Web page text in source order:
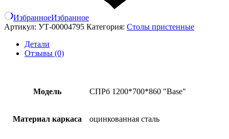
ИзбранноеИзбранное
Артикул: УТ-00004795 Категория: Столы пристенные
Детали
Отзывы (0)
Модель СПРб 1200*700*860 "Base"
Материал каркаса оцинкованная сталь